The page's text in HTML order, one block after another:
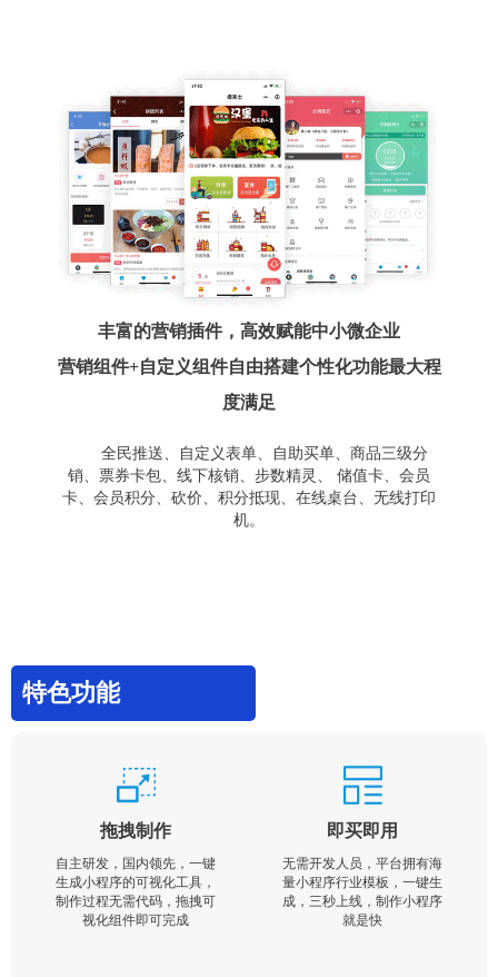
丰富的营销插件，高效赋能中小微企业
营销组件+自定义组件自由搭建个性化功能最大程
度满足
全民推送、自定义表单、自助买单、商品三级分
销、票券卡包、线下核销、步数精灵、 储值卡、会员
卡、会员积分、砍价、积分抵现、在线桌台、无线打印
机。
特色功能
拖拽制作
自主研发，国内领先，一键
生成小程序的可视化工具，
制作过程无需代码，拖拽可
视化组件即可完成
即买即用
无需开发人员，平台拥有海
量小程序行业模板，一键生
成，三秒上线，制作小程序
就是快